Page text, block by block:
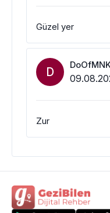
Güzel yer
D
Zur